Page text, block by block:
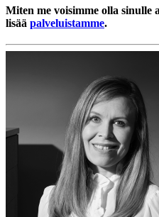
Miten me voisimme olla sinulle
lisää palveluistamme.